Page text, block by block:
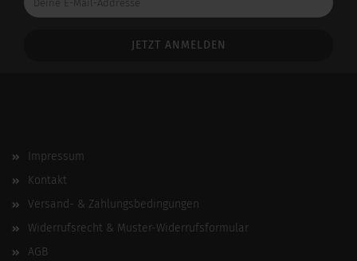
E-
Impressum
Kontakt
Versand- & Zahlungsbedingungen
Widerrufsrecht & Muster-Widerrufsformular
AGB